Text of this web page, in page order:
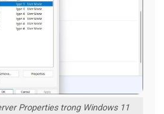
Properties trong Windows 11